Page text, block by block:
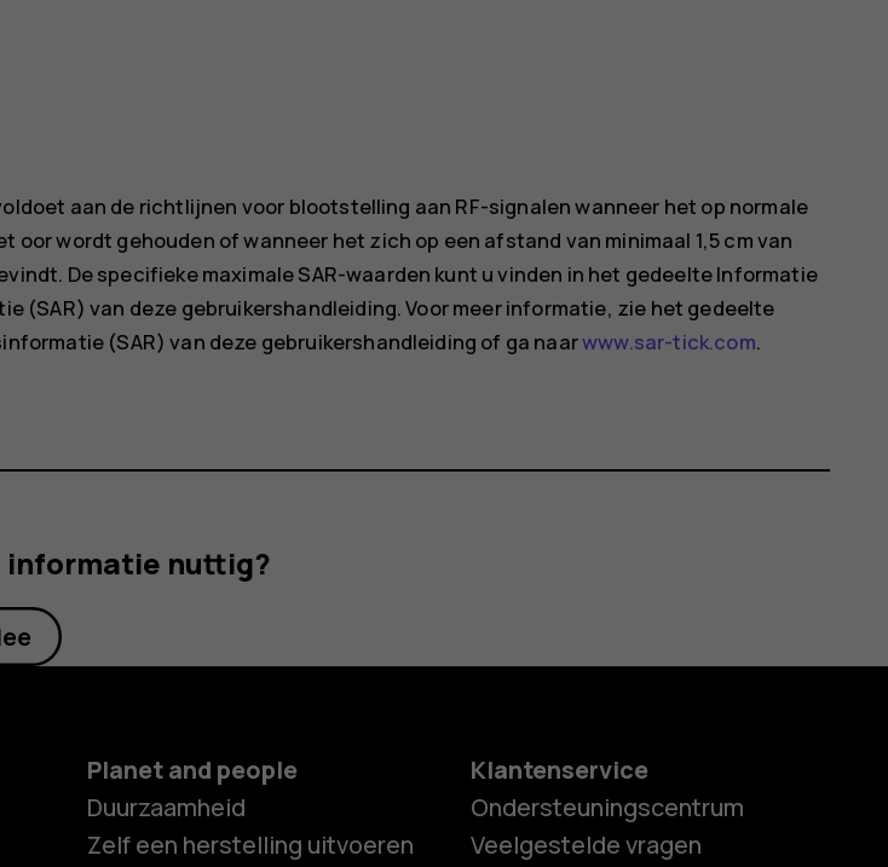
aan de richtlijnen voor blootstelling aan RF-signalen wanneer het op normale
oor wordt gehouden of wanneer het zich op een afstand van minimaal 1,5 cm van
De specifieke maximale SAR-waarden kunt u vinden in het gedeelte Informatie
(SAR) van deze gebruikershandleiding. Voor meer informatie, zie het gedeelte
(SAR) van deze gebruikershandleiding of ga naarwww.sar-tick.com.
informatie nuttig?
Planet and people
Duurzaamheid
Zelf een herstelling uitvoeren
Klantenservice
Ondersteuningscentrum
Veelgestelde vragen